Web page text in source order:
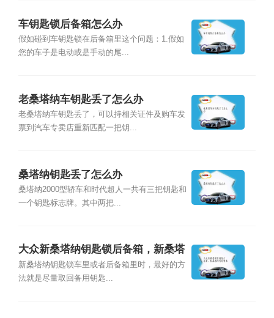
车钥匙锁后备箱怎么办
假如碰到车钥匙锁在后备箱里这个问题：1.假如
您的车子是电动或是手动的尾...
老桑塔纳车钥匙丢了怎么办
老桑塔纳车钥匙丢了，可以持相关证件及购车发
票到汽车专卖店重新匹配一把钥...
桑塔纳钥匙丢了怎么办
桑塔纳2000型轿车和时代超人一共有三把钥匙和
一个钥匙标志牌。其中两把...
大众新桑塔纳钥匙锁后备箱，新桑塔
纳钥匙锁车
新桑塔纳钥匙锁车里或者后备箱里时，最好的方
法就是尽量取回备用钥匙...